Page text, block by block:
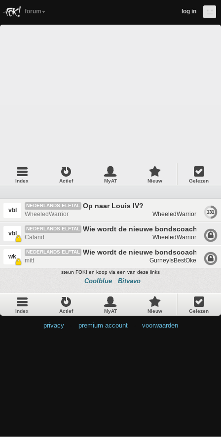
forum log in
Index Actief MyAT Nieuw Gelezen
vbl
NEDERLANDS ELFTAL Op naar Louis IV?
WheeledWarrior WheeledWarrior 131
vbl
NEDERLANDS ELFTAL Wie wordt de nieuwe bondscoach?
Caland WheeledWarrior
wk
NEDERLANDS ELFTAL Wie wordt de nieuwe bondscoach?
mitt GurneyIsBestOke
steun FOK! en koop via een van deze links
Coolblue Bitvavo
Index Actief MyAT Nieuw Gelezen
privacy premium account voorwaarden